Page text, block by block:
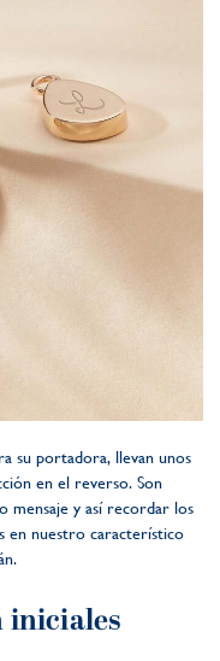
su portadora, llevan unos
en el reverso. Son
mensaje y así recordar los
en nuestro característico
iniciales